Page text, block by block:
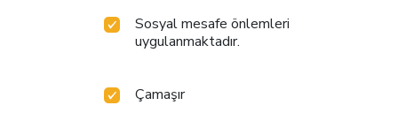
Sosyal mesafe önlemleri
uygulanmaktadır.
Çamaşır